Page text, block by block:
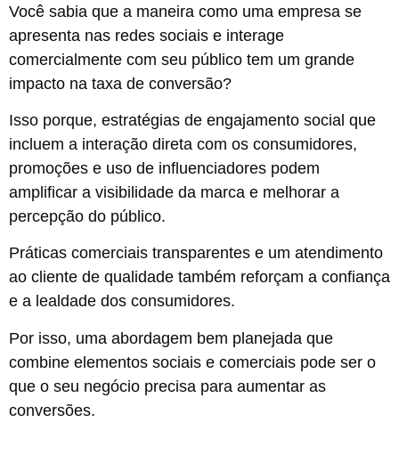
Você sabia que a maneira como uma empresa se
apresenta nas redes sociais e interage
comercialmente com seu público tem um grande
impacto na taxa de conversão?
Isso porque, estratégias de engajamento social que
incluem a interação direta com os consumidores,
promoções e uso de influenciadores podem
amplificar a visibilidade da marca e melhorar a
percepção do público.
Práticas comerciais transparentes e um atendimento
ao cliente de qualidade também reforçam a confiança
e a lealdade dos consumidores.
Por isso, uma abordagem bem planejada que
combine elementos sociais e comerciais pode ser o
que o seu negócio precisa para aumentar as
conversões.